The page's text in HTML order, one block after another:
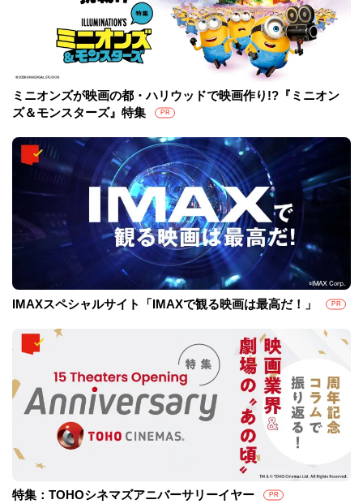
ミニオンズが映画の都・ハリウッドで映画作り!?『ミニオン
ズ＆モンスターズ』特集
PR
IMAXスペシャルサイト「IMAXで観る映画は最高だ！」 PR
特集：TOHOシネマズアニバーサリーイヤー PR